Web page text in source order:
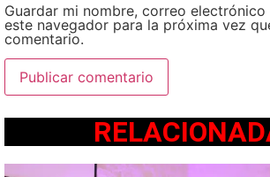
Guardar mi nombre, correo
este navegador para la próxima vez
comentario.